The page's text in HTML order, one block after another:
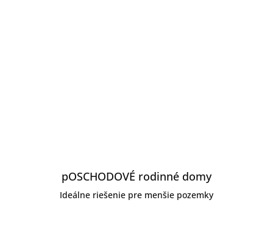
pOSCHODOVÉ rodinné domy
Ideálne riešenie pre menšie pozemky